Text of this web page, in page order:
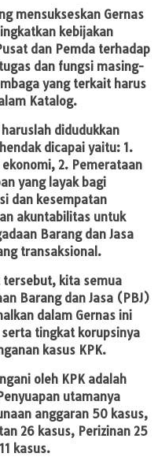
mensukseskan Gernas
kebijakan
dan Pemda terhadap
dan fungsi masing-
yang terkait harus
Katalog.
didudukkan
dicapai yaitu: 1.
2. Pemerataan
yang layak bagi
dan kesempatan
akuntabilitas untuk
Barang dan Jasa
transaksional.
kita semua
Barang dan Jasa (PBJ)
dalam Gernas ini
tingkat korupsinya
kasus KPK.
oleh KPK adalah
utamanya
anggaran 50 kasus,
26 kasus, Perizinan 25
kasus.